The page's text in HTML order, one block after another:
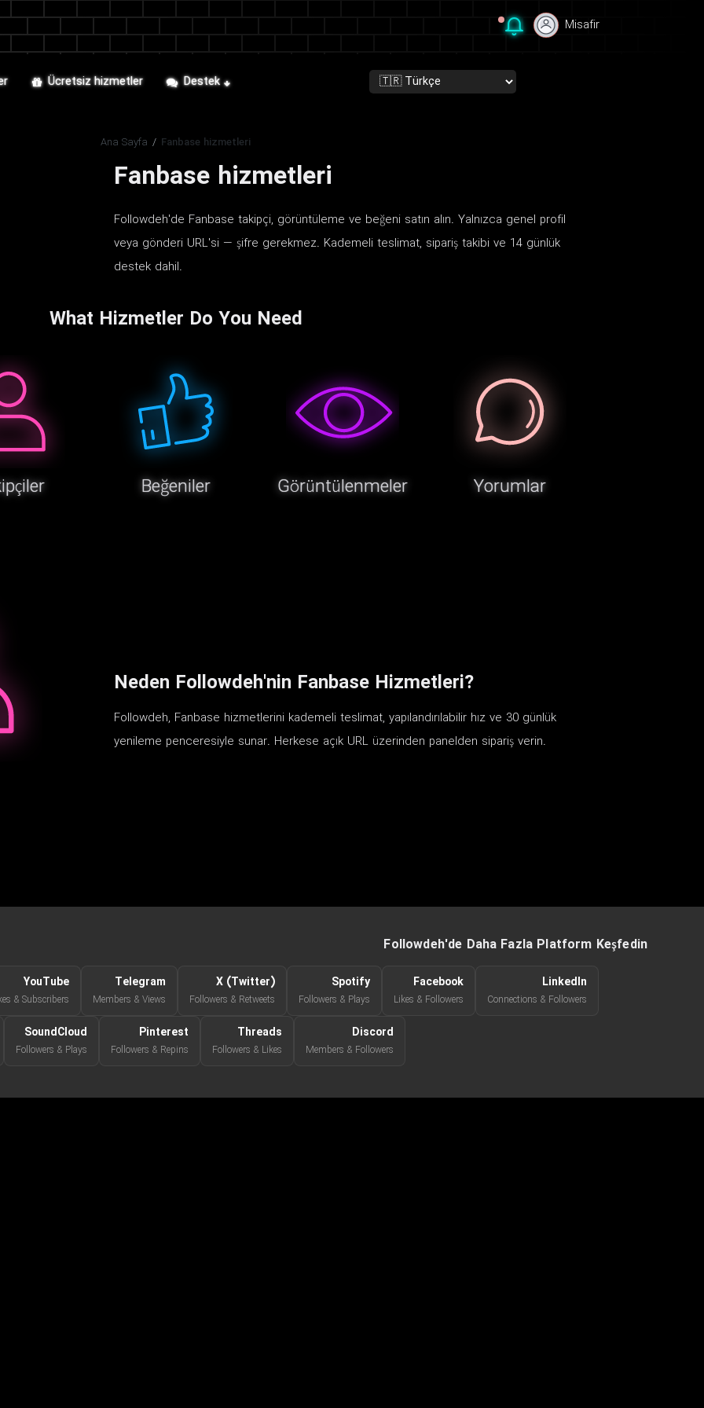
Misafir
Ücretsiz hizmetler Destek
Ana Sayfa / Fanbase hizmetleri
Fanbase hizmetleri
Followdeh'de Fanbase takipçi, görüntüleme ve beğeni satın alın. Yalnızca genel profil
veya gönderi URL'si — şifre gerekmez. Kademeli teslimat, sipariş takibi ve 14 günlük
destek dahil.
What Hizmetler Do You Need
Beğeniler Görüntülenmeler Yorumlar
Neden Followdeh'nin Fanbase Hizmetleri?
Followdeh, Fanbase hizmetlerini kademeli teslimat, yapılandırılabilir hız ve 30 günlük
yenileme penceresiyle sunar. Herkese açık URL üzerinden panelden sipariş verin.
Followdeh'de Daha Fazla Platform Keşfedin
YouTube
& Subscribers
Telegram
Members & Views
X (Twitter)
Followers & Retweets
Spotify
Followers & Plays
Facebook
Likes & Followers
LinkedIn
Connections & Followers
SoundCloud
Followers & Plays
Pinterest
Followers & Repins
Threads
Followers & Likes
Discord
Members & Followers